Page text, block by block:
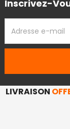
Inscrivez-
EMAIL
LIVRAISON